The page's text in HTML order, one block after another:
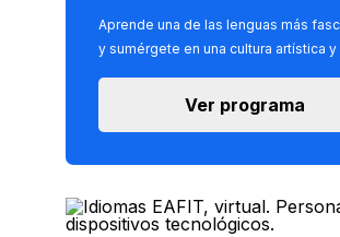
Aprende una de las lenguas más
y sumérgete en una cultura artística y
Ver programa